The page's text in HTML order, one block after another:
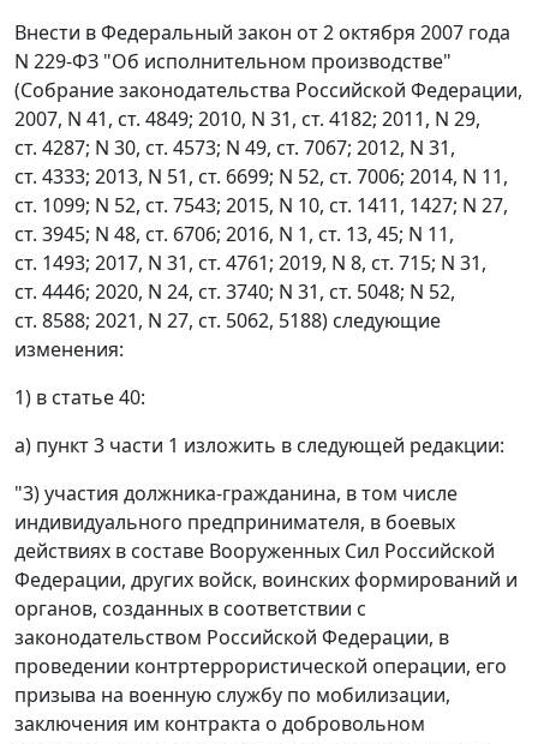
Внести в Федеральный закон от 2 октября 2007 года
N 229-ФЗ "Об исполнительном производстве"
(Собрание законодательства Российской Федерации,
2007, N 41, ст. 4849; 2010, N 31, ст. 4182; 2011, N 29,
ст. 4287; N 30, ст. 4573; N 49, ст. 7067; 2012, N 31,
ст. 4333; 2013, N 51, ст. 6699; N 52, ст. 7006; 2014, N 11,
ст. 1099; N 52, ст. 7543; 2015, N 10, ст. 1411, 1427; N 27,
ст. 3945; N 48, ст. 6706; 2016, N 1, ст. 13, 45; N 11,
ст. 1493; 2017, N 31, ст. 4761; 2019, N 8, ст. 715; N 31,
ст. 4446; 2020, N 24, ст. 3740; N 31, ст. 5048; N 52,
ст. 8588; 2021, N 27, ст. 5062, 5188) следующие
изменения:
1) в статье 40:
а) пункт 3 части 1 изложить в следующей редакции:
"3) участия должника-гражданина, в том числе
индивидуального предпринимателя, в боевых
действиях в составе Вооруженных Сил Российской
Федерации, других войск, воинских формирований и
органов, созданных в соответствии с
законодательством Российской Федерации, в
проведении контртеррористической операции, его
призыва на военную службу по мобилизации,
заключения им контракта о добровольном